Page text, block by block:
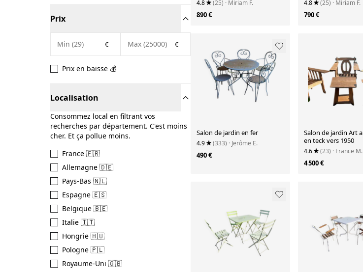
Prix
€ €
Prix en baisse 💰
Localisation
Consommez local en filtrant vos
recherches par département. C'est moins
cher. Et ça pollue moins.
France 🇫🇷
Allemagne 🇩🇪
Pays-Bas 🇳🇱
Espagne 🇪🇸
Belgique 🇧🇪
Italie 🇮🇹
Hongrie 🇭🇺
Pologne 🇵🇱
Royaume-Uni 🇬🇧
4.8 (25) · Miriam F.
890 €
4.8 (25) · Miriam F.
790 €
Salon de jardin en fer
4.9 (333) · Jerôme E.
490 €
Salon de jardin Art and Crafts
en teck vers 1950
4.6 (23) · France M.
4 500 €